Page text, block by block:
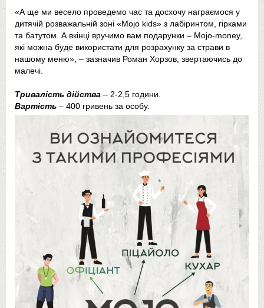
«А ще ми весело проведемо час та досхочу награємося у
дитячій розважальній зоні «Mojo kids» з лабіринтом, гірками
та батутом. А вкінці вручимо вам подарунки – Mojo-money,
які можна буде використати для розрахунку за страви в
нашому меню», – зазначив Роман Хорзов, звертаючись до
малечі.
Тривалість дійства – 2-2,5 години.
Вартість – 400 гривень за особу.